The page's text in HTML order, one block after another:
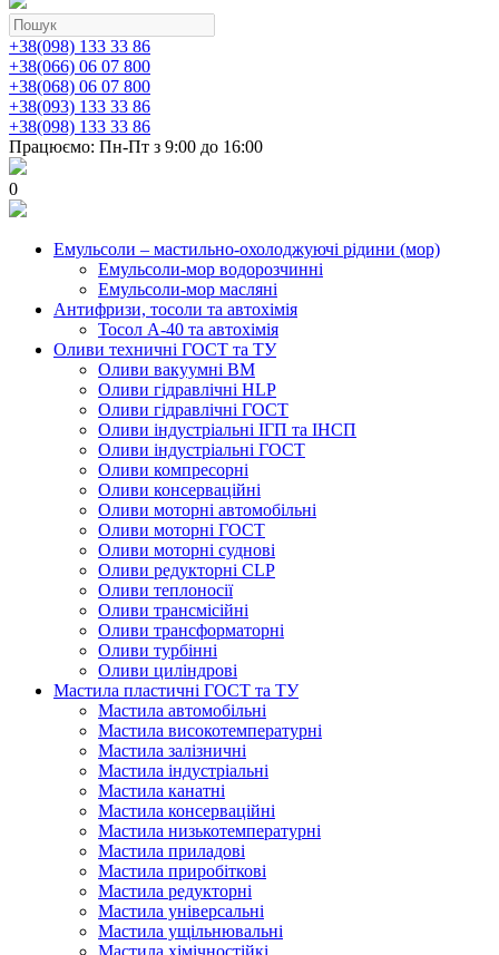
+38(098) 133 33 86
+38(066) 06 07 800
+38(068) 06 07 800
+38(093) 133 33 86
+38(098) 133 33 86
Працюємо: Пн-Пт з 9:00 до 16:00
0
Емульсоли – мастильно-охолоджуючі рідини (мор)
Емульсоли-мор водорозчинні
Емульсоли-мор масляні
Антифризи, тосоли та автохімія
Тосол А-40 та автохімія
Оливи техничні ГОСТ та ТУ
Оливи вакуумні ВМ
Оливи гідравлічні HLP
Оливи гідравлічні ГОСТ
Оливи індустріальні ІГП та ІНСП
Оливи індустріальні ГОСТ
Оливи компресорні
Оливи консерваційні
Оливи моторні автомобільні
Оливи моторні ГОСТ
Оливи моторні суднові
Оливи редукторні CLP
Оливи теплоносії
Оливи трансмісійні
Оливи трансформаторні
Оливи турбінні
Оливи циліндрові
Мастила пластичні ГОСТ та ТУ
Мастила автомобільні
Мастила високотемпературні
Мастила залізничні
Мастила індустріальні
Мастила канатні
Мастила консерваційні
Мастила низькотемпературні
Мастила приладові
Мастила приробіткові
Мастила редукторні
Мастила універсальні
Мастила ущільнювальні
Мастила хімічностійкі